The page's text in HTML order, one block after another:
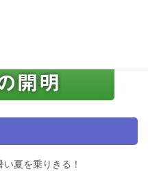
夏を乗りきる！